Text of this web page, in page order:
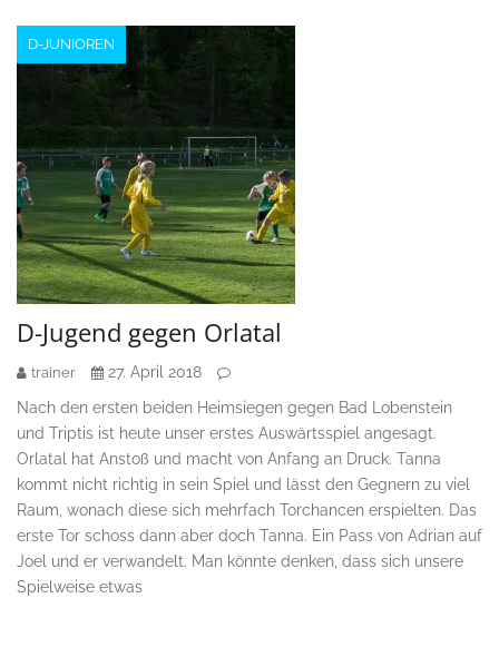
D-JUNIOREN
D-Jugend gegen Orlatal
trainer
27. April 2018
Nach den ersten beiden Heimsiegen gegen Bad Lobenstein
und Triptis ist heute unser erstes Auswärtsspiel angesagt.
Orlatal hat Anstoß und macht von Anfang an Druck. Tanna
kommt nicht richtig in sein Spiel und lässt den Gegnern zu viel
Raum, wonach diese sich mehrfach Torchancen erspielten. Das
erste Tor schoss dann aber doch Tanna. Ein Pass von Adrian auf
Joel und er verwandelt. Man könnte denken, dass sich unsere
Spielweise etwas